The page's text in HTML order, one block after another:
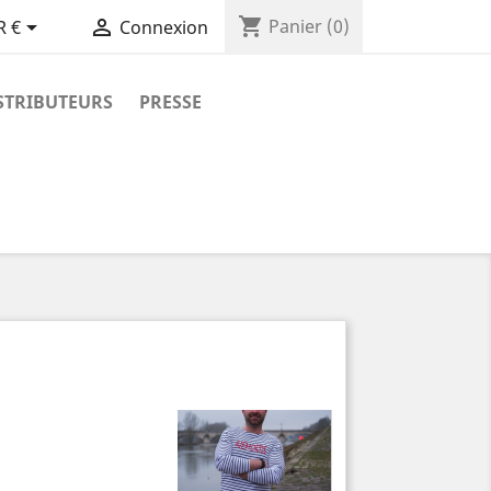
€  Connexion shopping_cart Panier (0)
PRESSE